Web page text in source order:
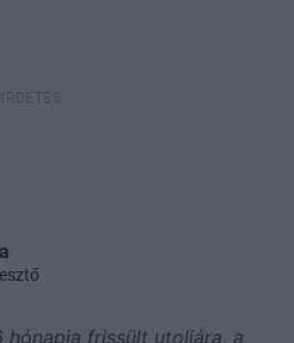
frissült utoljára, a